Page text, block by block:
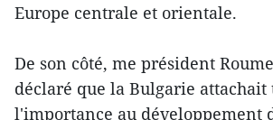
Europe centrale et orientale.
De son côté, me président
déclaré que la Bulgarie attachait
l'importance au développement